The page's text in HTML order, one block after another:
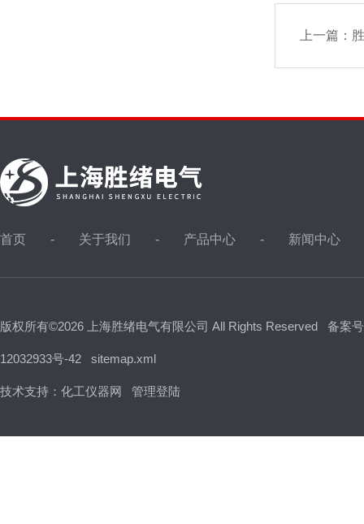
上一篇：
首页 关于我们 产品中心 新闻中心
版权所有©2026 上海胜绪电气有限公司 All Rights Reserved 备案
12032933号-42 sitemap.xml
技术支持： 化工仪器网 管理登陆